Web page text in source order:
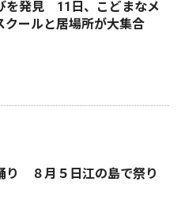
を発見 11日、こどまなメ
クールと居場所が大集合
り ８月５日江の島で祭り